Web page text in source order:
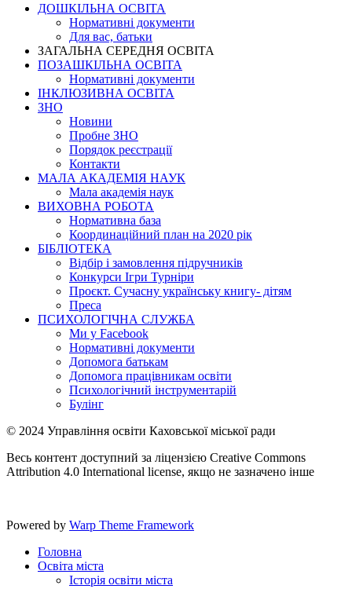
ДОШКІЛЬНА ОСВІТА
Нормативні документи
Для вас, батьки
ЗАГАЛЬНА СЕРЕДНЯ ОСВІТА
ПОЗАШКІЛЬНА ОСВІТА
Нормативні документи
ІНКЛЮЗИВНА ОСВІТА
ЗНО
Новини
Пробне ЗНО
Порядок реєстрації
Контакти
МАЛА АКАДЕМІЯ НАУК
Мала академія наук
ВИХОВНА РОБОТА
Нормативна база
Координаційний план на 2020 рік
БІБЛІОТЕКА
Відбір і замовлення підручників
Конкурси Ігри Турніри
Проєкт. Сучасну українську книгу- дітям
Преса
ПСИХОЛОГІЧНА СЛУЖБА
Ми у Facebook
Нормативні документи
Допомога батькам
Допомога працівникам освіти
Психологічний інструментарій
Булінг
© 2024 Управління освіти Каховської міської ради
Весь контент доступний за ліцензією Creative Commons
Attribution 4.0 International license, якщо не зазначено інше
Powered by Warp Theme Framework
Головна
Освіта міста
Історія освіти міста